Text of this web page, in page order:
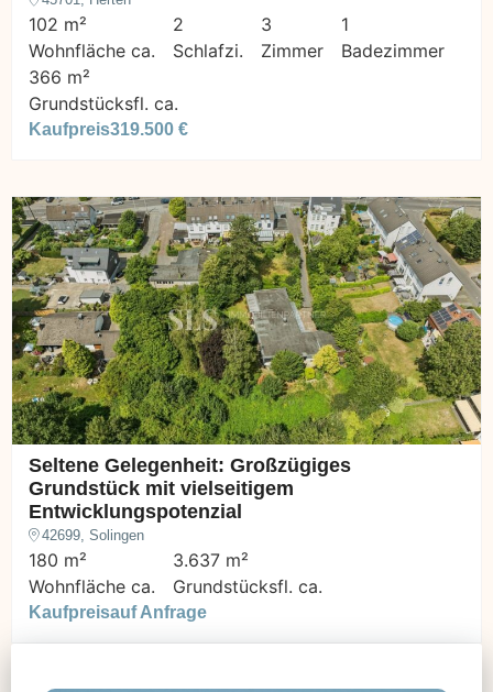
102 m²
Wohnfläche ca.
2
Schlafzi.
3
Zimmer
1
Badezimmer
366 m²
Grundstücksfl. ca.
Kaufpreis319.500 €
Seltene Gelegenheit: Großzügiges
Grundstück mit vielseitigem
Entwicklungspotenzial
42699, Solingen
180 m²
Wohnfläche ca.
3.637 m²
Grundstücksfl. ca.
Kaufpreisauf Anfrage